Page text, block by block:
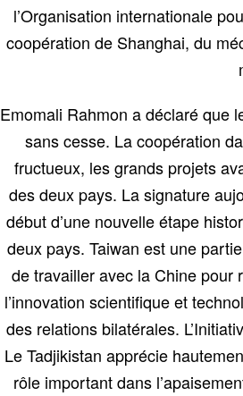
l’Organisation internationale
coopération de Shanghai, du
Emomali Rahmon a déclaré que
sans cesse. La coopération
fructueux, les grands projets
des deux pays. La signature
début d’une nouvelle étape
deux pays. Taiwan est une
de travailler avec la Chine pour
l’innovation scientifique et
des relations bilatérales.
Le Tadjikistan apprécie
rôle important dans